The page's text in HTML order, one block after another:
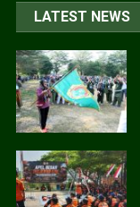
LATEST NEWS